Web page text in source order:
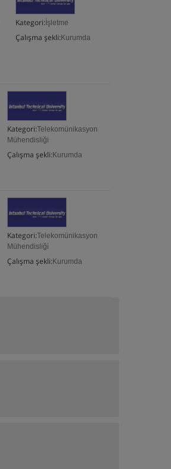
Kategori: İşletme
Çalışma şekli: Kurumda
Kategori:Telekomünikasyon
Mühendisliği
Çalışma şekli: Kurumda
Kategori:Telekomünikasyon
Mühendisliği
Çalışma şekli: Kurumda